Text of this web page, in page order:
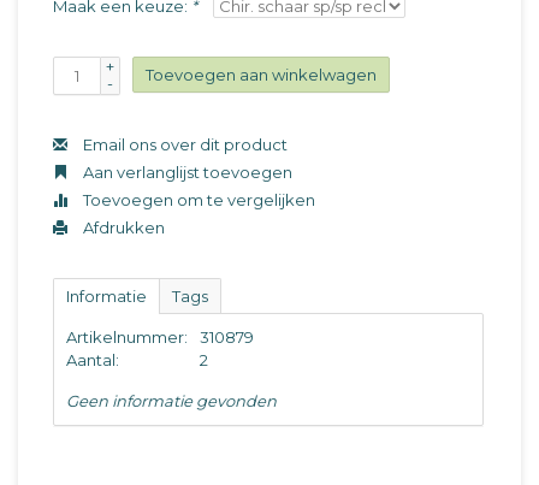
Maak een keuze: *
+
-
Toevoegen aan winkelwagen
Email ons over dit product
Aan verlanglijst toevoegen
Toevoegen om te vergelijken
Afdrukken
Informatie Tags
Artikelnummer:
310879
Aantal:
2
Geen informatie gevonden